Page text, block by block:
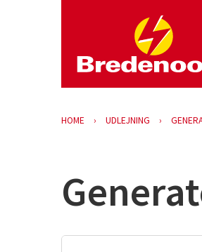
HOME UDLEJNING